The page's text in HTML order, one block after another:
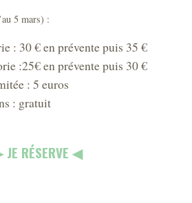
5 mars) :
: 30 € en prévente puis 35 €
:25€ en prévente puis 30 €
: 5 euros
: gratuit
RÉSERVE ◀︎